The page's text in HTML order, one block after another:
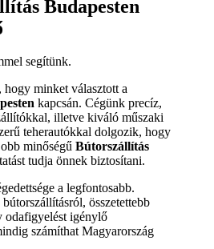
Budapesten
segítünk.
minket választott a
kapcsán. Cégünk precíz,
illetve kiváló műszaki
teherautókkal dolgozik, hogy
minőségű Bútorszállítás
tudja önnek biztosítani.
a legfontosabb.
összetettebb
odafigyelést igénylő
számíthat Magyarország